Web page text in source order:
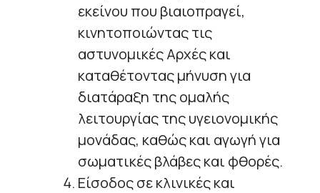
εκείνου που βιαιοπραγεί,
κινητοποιώντας τις
αστυνομικές Αρχές και
καταθέτοντας μήνυση για
διατάραξη της ομαλής
λειτουργίας της υγειονομικής
μονάδας, καθώς και αγωγή για
σωματικές βλάβες και φθορές.
Είσοδος σε κλινικές και